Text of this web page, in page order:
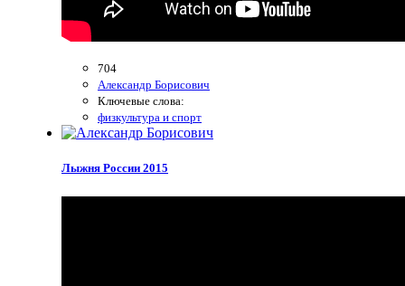
704
Александр Борисович
Ключевые слова:
физкультура и спорт
Лыжня России 2015